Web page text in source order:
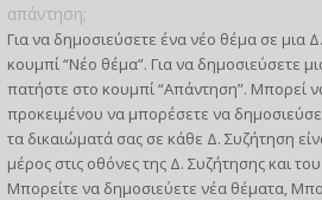
απάντηση;
Για να δημοσιεύσετε ένα νέο θέμα σε μια
κουμπί “Νέο θέμα”. Για να δημοσιεύσετε
πατήστε στο κουμπί “Απάντηση”. Μπορεί
προκειμένου να μπορέσετε να
τα δικαιώματά σας σε κάθε Δ. Συζήτηση
μέρος στις οθόνες της Δ. Συζήτησης και
Μπορείτε να δημοσιεύετε νέα θέματα,